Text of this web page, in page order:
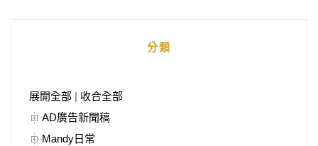
分類
展開全部 | 收合全部
AD廣告新聞稿
Mandy日常